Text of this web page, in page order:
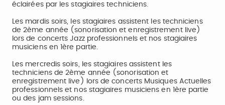
éclairées par les stagiaires techniciens.
Les mardis soirs, les stagiaires assistent les techniciens
de 2ème année (sonorisation et enregistrement live)
lors de concerts Jazz professionnels et nos stagiaires
musiciens en 1ère partie.
Les mercredis soirs, les stagiaires assistent les
techniciens de 2ème année (sonorisation et
enregistrement live) lors de concerts Musiques Actuelles
professionnels et nos stagiaires musiciens en 1ère partie
ou des jam sessions.